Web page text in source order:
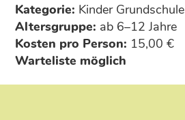
Kategorie: Kinder Grundschule
Altersgruppe: ab 6–12 Jahre
Kosten pro Person: 15,00 €
Warteliste möglich